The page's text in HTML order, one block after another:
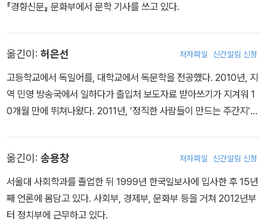
『경향신문』 문화부에서 문학 기사를 쓰고 있다.
옮긴이: 허은선 저자파일 신간알림 신청
고등학교에서 독일어를, 대학교에서 독문학을 전공했다. 2010년, 지
역 민영 방송국에서 일하다가 출입처 보도자료 받아쓰기가 지겨워 1
0개월 만에 뛰쳐나왔다. 2011년, ‘정직한 사람들이 만드는 주간지’
옮긴이: 송용창 저자파일 신간알림 신청
서울대 사회학과를 졸업한 뒤 1999년 한국일보사에 입사한 후 15년
째 언론에 몸담고 있다. 사회부, 경제부, 문화부 등을 거쳐 2012년부
터 정치부에 근무하고 있다.